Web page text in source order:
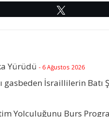
Yürüdü - 6 Ağustos 2026
İsraillilerin Batı
Yolculuğunu Burs